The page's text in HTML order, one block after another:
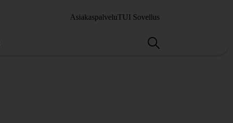
AsiakaspalveluTUI Sovellus